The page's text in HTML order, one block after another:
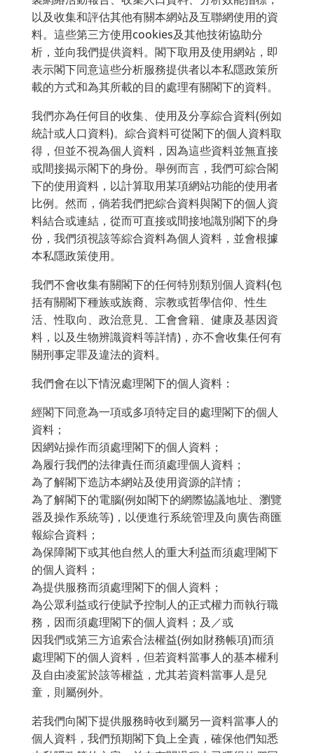
以及收集和評估其他有關本網站及互聯網使用的資
料。這些第三方使用cookies及其他技術協助分
析，並向我們提供資料。閣下取用及使用網站，即
表示閣下同意這些分析服務提供者以本私隱政策所
載的方式和為其所載的目的處理有關閣下的資料。
我們亦為任何目的收集、使用及分享綜合資料(例如
統計或人口資料)。綜合資料可從閣下的個人資料取
得，但並不視為個人資料，因為這些資料並無直接
或間接揭示閣下的身份。舉例而言，我們可綜合閣
下的使用資料，以計算取用某項網站功能的使用者
比例。然而，倘若我們把綜合資料與閣下的個人資
料結合或連結，從而可直接或間接地識別閣下的身
份，我們須視該等綜合資料為個人資料，並會根據
本私隱政策使用。
我們不會收集有關閣下的任何特別類別個人資料(包
括有關閣下種族或族裔、宗教或哲學信仰、性生
活、性取向、政治意見、工會會籍、健康及基因資
料，以及生物辨識資料等詳情)，亦不會收集任何有
關刑事定罪及違法的資料。
我們會在以下情況處理閣下的個人資料：
經閣下同意為一項或多項特定目的處理閣下的個人
資料；
因網站操作而須處理閣下的個人資料；
為履行我們的法律責任而須處理個人資料；
為了解閣下造訪本網站及使用資源的詳情；
為了解閣下的電腦(例如閣下的網際協議地址、瀏覽
器及操作系統等)，以便進行系統管理及向廣告商匯
報綜合資料；
為保障閣下或其他自然人的重大利益而須處理閣下
的個人資料；
為提供服務而須處理閣下的個人資料；
為公眾利益或行使賦予控制人的正式權力而執行職
務，因而須處理閣下的個人資料；及／或
因我們或第三方追索合法權益(例如財務帳項)而須
處理閣下的個人資料，但若資料當事人的基本權利
及自由凌駕於該等權益，尤其若資料當事人是兒
童，則屬例外。
若我們向閣下提供服務時收到屬另一資料當事人的
個人資料，我們預期閣下負上全責，確保他們知悉